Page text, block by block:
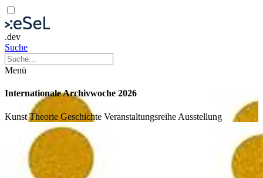
.dev
Suche
Menü
Internationale Archivwoche 2026
KunstTheorie Geschichte Veranstaltungsreihe Ausstellung